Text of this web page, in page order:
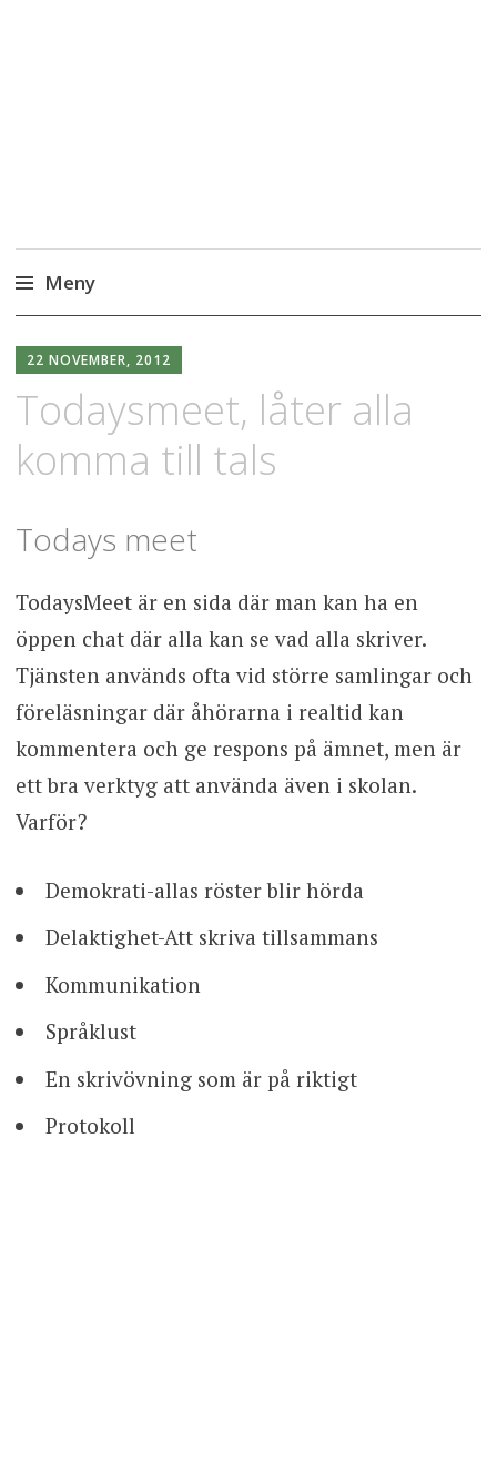
Meny
22 NOVEMBER, 2012
Todaysmeet, låter alla
komma till tals
Todays meet
TodaysMeet är en sida där man kan ha en
öppen chat där alla kan se vad alla skriver.
Tjänsten används ofta vid större samlingar och
föreläsningar där åhörarna i realtid kan
kommentera och ge respons på ämnet, men är
ett bra verktyg att använda även i skolan.
Varför?
Demokrati-allas röster blir hörda
Delaktighet-Att skriva tillsammans
Kommunikation
Språklust
En skrivövning som är på riktigt
Protokoll